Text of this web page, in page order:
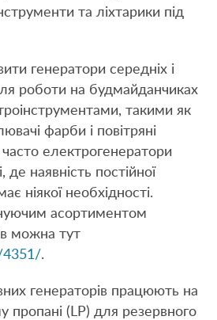
та ліхтарики під
генератори середніх і
роботи на будмайданчиках
такими як
фарби і повітряні
електрогенератори
наявність постійної
ніякої необхідності.
асортиментом
можна тут
4351/.
генераторів працюють на
пропані (LP) для резервного